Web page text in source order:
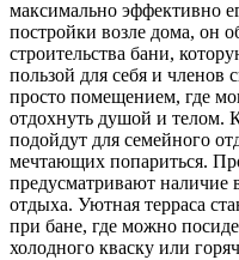
максимально эффективно
постройки возле дома, он
строительства бани,
пользой для себя и членов
просто помещением, где
отдохнуть душой и телом.
подойдут для семейного
мечтающих попариться.
предусматривают
отдыха. Уютная терраса
при бане, где можно
холодного кваску или